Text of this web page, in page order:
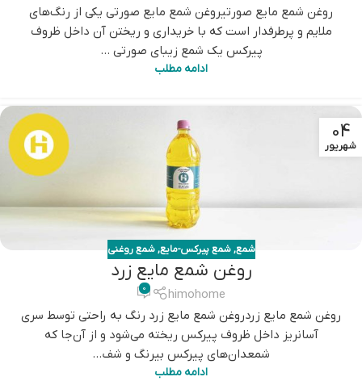
روغن شمع مایع صورتیروغن شمع مایع صورتی یکی از رنگ‌های
ملایم و پرطرفدار است که با خریداری و ریختن آن داخل ظروف
پیرکس یک شمع زیبای صورتی ...
ادامه مطلب
04
شهریور
شمع,شمع پیرکس-مایع,شمع روغنی
روغن شمع مایع زرد
himohome
0
روغن شمع مایع زردروغن شمع مایع زرد رنگ به راحتی توسط سری
آسانریز داخل ظروف پیرکس ریخته می‌شود و از آن‌جا که
شمعدان‌های پیرکس بیرنگ و شف...
ادامه مطلب